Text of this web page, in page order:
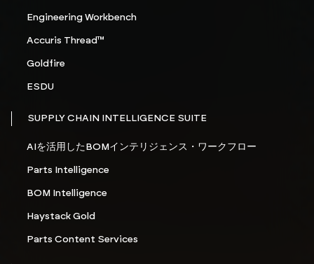
Engineering Workbench
Accuris Thread™
Goldfire
ESDU
SUPPLY CHAIN INTELLIGENCE SUITE
AIを活用したBOMインテリジェンス・ワークフロー
Parts Intelligence
BOM Intelligence
Haystack Gold
Parts Content Services